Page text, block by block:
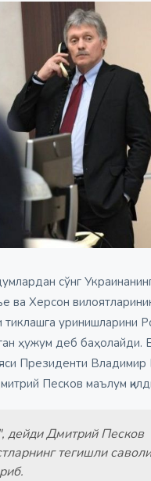
сўнг
ва Херсон
тиклашга уринишларини
ҳужум деб баҳолайди.
Президенти Владимир
Песков маълум
дейди Дмитрий Песков
тегишли